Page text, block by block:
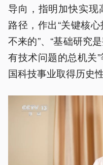
导向，指明加快实现
路径，作出“关键核
不来的”、“基础研究
有技术问题的总机关
国科技事业取得历史